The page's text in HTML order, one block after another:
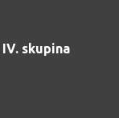
IV. skupina